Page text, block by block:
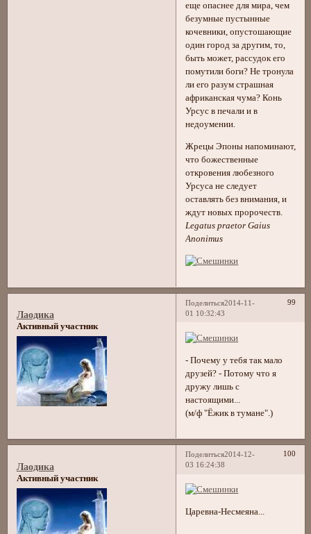
еще опаснее для мира, чем
безумные пустынные
кочевники, опустошающие
один город за другим, то,
быть может, рассудок его
помутили боги? Не тронула
ли его разум страшная
африканская чума? Конь
Урсус в печали и в
недоумении.
Жрецы Эпоны напоминают,
что божественные
откровения любезного
Урсуса не следует
оставлять без внимания, и
ждут новых пророчеств.
Legatus praetor Gaius
Anonimus
Поделиться 99
2014-11-
01 10:32:43
Лаодика
Активный участник
- Почему у тебя так мало
друзей? - Потому что я
дружу лишь с
настоящими...
(м/ф "Ёжик в тумане".)
Поделиться 100
2014-12-
03 16:24:38
Лаодика
Активный участник
Царевна-Несмеяна...